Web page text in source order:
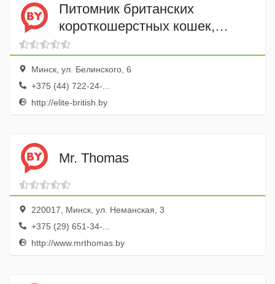
Питомник британских
короткошерстных кошек,
котов, котят в Минске Elite
British
Минск, ул. Белинского, 6
+375 (44) 722-24-...
http://elite-british.by
Mr. Thomas
220017, Минск, ул. Неманская, 3
+375 (29) 651-34-...
http://www.mrthomas.by